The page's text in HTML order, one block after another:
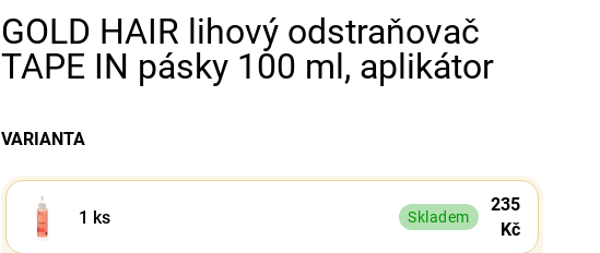
GOLD HAIR lihový odstraňovač
TAPE IN pásky 100 ml, aplikátor
VARIANTA
1 ks Skladem
235
Kč